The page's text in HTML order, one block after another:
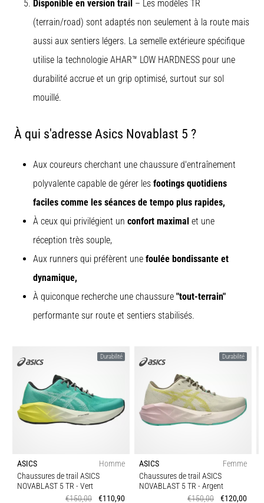
Disponible en version trail – Les modèles TR
(terrain/road) sont adaptés non seulement à la route mais
aussi aux sentiers légers. La semelle extérieure spécifique
utilise la technologie AHAR™ LOW HARDNESS pour une
durabilité accrue et un grip optimisé, surtout sur sol
mouillé.
À qui s'adresse Asics Novablast 5 ?
Aux coureurs cherchant une chaussure d'entraînement
polyvalente capable de gérer les footings quotidiens
faciles comme les séances de tempo plus rapides,
À ceux qui privilégient un confort maximal et une
réception très souple,
Aux runners qui préfèrent une foulée bondissante et
dynamique,
À quiconque recherche une chaussure "tout-terrain"
performante sur route et sentiers stabilisés.
Durabilité
ASICS
Homme
Chaussures de trail ASICS
NOVABLAST 5 TR - Vert
€150,00
€110,90
Durabilité
ASICS
Femme
Chaussures de trail ASICS
NOVABLAST 5 TR - Argent
€150,00
€120,00